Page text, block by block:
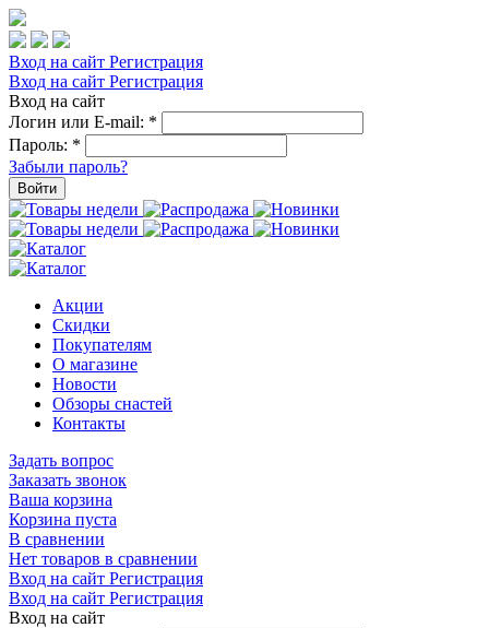
Вход на сайт Регистрация
Вход на сайт Регистрация
Вход на сайт
Логин или E-mail: *
Пароль: *
Забыли пароль?
Войти
Акции
Скидки
Покупателям
О магазине
Новости
Обзоры снастей
Контакты
Задать вопрос
Заказать звонок
Ваша корзина
Корзина пуста
В сравнении
Нет товаров в сравнении
Вход на сайт Регистрация
Вход на сайт Регистрация
Вход на сайт